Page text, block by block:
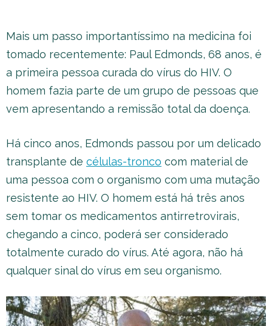
Mais um passo importantíssimo na medicina foi
tomado recentemente: Paul Edmonds, 68 anos, é
a primeira pessoa curada do vírus do HIV. O
homem fazia parte de um grupo de pessoas que
vem apresentando a remissão total da doença.
Há cinco anos, Edmonds passou por um delicado
transplante de células-tronco com material de
uma pessoa com o organismo com uma mutação
resistente ao HIV. O homem está há três anos
sem tomar os medicamentos antirretrovirais,
chegando a cinco, poderá ser considerado
totalmente curado do vírus. Até agora, não há
qualquer sinal do vírus em seu organismo.